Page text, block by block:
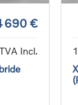
690 €
TVA Incl.